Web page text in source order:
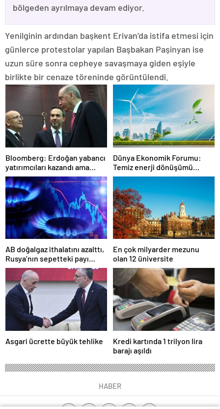
bölgeden ayrılmaya devam ediyor.
Yenilginin ardından başkent Erivan’da istifa etmesi için
günlerce protestolar yapılan Başbakan Paşinyan ise
uzun süre sonra cepheye savaşmaya giden eşiyle
birlikte bir cenaze töreninde görüntülendi.
Bloomberg: Erdoğan yabancı
yatırımcıları kazandı ama
bedelini Türkler ödedi
Dünya Ekonomik Forumu:
Temiz enerji dönüşümü
yavaşlıyor
AB doğalgaz ithalatını azalttı,
Rusya’nın sepetteki payı
düştü
En çok milyarder mezunu
olan 12 üniversite
Asgari ücrette büyük tehlike
Kredi kartında 1 trilyon lira
barajı aşıldı
HABER